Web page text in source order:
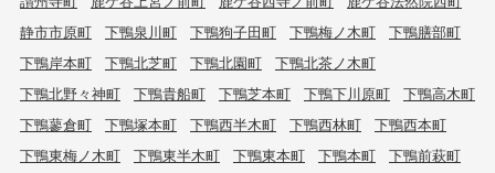
静市市原町
下鴨泉川町 下鴨狗子田町 下鴨梅ノ木町
下鴨膳部町
下鴨岸本町
下鴨北芝町 下鴨北園町
下鴨北茶ノ木町
下鴨北野々神町
下鴨貴船町 下鴨芝本町 下鴨下川原町
下鴨高木町
下鴨蓼倉町
下鴨塚本町 下鴨西半木町 下鴨西林町
下鴨西本町
下鴨東梅ノ木町
下鴨東半木町 下鴨東本町 下鴨本町
下鴨前萩町